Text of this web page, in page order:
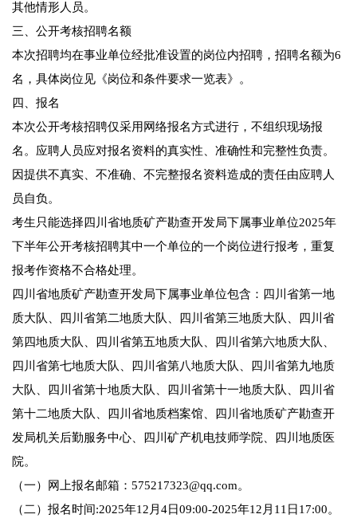
其他情形人员。
三、公开考核招聘名额
本次招聘均在事业单位经批准设置的岗位内招聘，招聘名额为6
名，具体岗位见《岗位和条件要求一览表》。
四、报名
本次公开考核招聘仅采用网络报名方式进行，不组织现场报
名。应聘人员应对报名资料的真实性、准确性和完整性负责。
因提供不真实、不准确、不完整报名资料造成的责任由应聘人
员自负。
考生只能选择四川省地质矿产勘查开发局下属事业单位2025年
下半年公开考核招聘其中一个单位的一个岗位进行报考，重复
报考作资格不合格处理。
四川省地质矿产勘查开发局下属事业单位包含：四川省第一地
质大队、四川省第二地质大队、四川省第三地质大队、四川省
第四地质大队、四川省第五地质大队、四川省第六地质大队、
四川省第七地质大队、四川省第八地质大队、四川省第九地质
大队、四川省第十地质大队、四川省第十一地质大队、四川省
第十二地质大队、四川省地质档案馆、四川省地质矿产勘查开
发局机关后勤服务中心、四川矿产机电技师学院、四川地质医
院。
（一）网上报名邮箱：575217323@qq.com。
（二）报名时间:2025年12月4日09:00-2025年12月11日17:00。